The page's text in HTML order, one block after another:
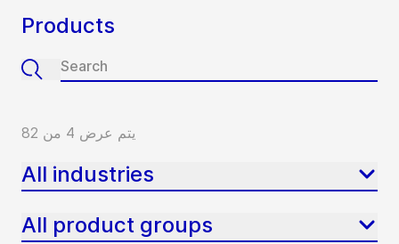
Products
يتم عرض 4 من 82
All industries
All product groups